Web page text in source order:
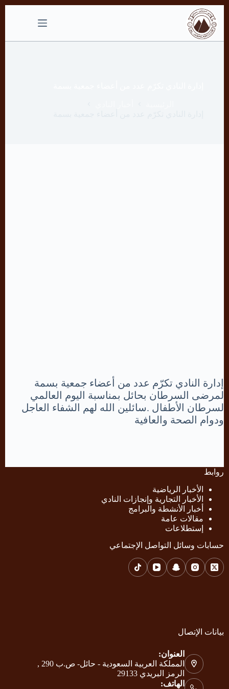
التجاوز
إلى
المحتوى
إدارة النادي تكرّم عدد من أعضاء جمعية بسمة
لمرضى السرطان بحائل بمناسبة اليوم العالمي
لسرطان الأطفال .سائلين الله لهم الشفاء العاجل
ودوام الصحة والعافية
روابط
الأخبار الرياضية
الأخبار التجارية وإنجازات النادي
أخبار الأنشطة والبرامج
مقالات عامة
إستطلاعات
حسابات وسائل التواصل الإجتماعي
بيانات الإتصال
العنوان:
المملكة العربية السعودية - حائل- ص.ب 290 ,
الرمز البريدي 29133
الهاتف: